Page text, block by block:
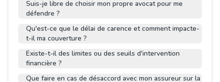
Suis-je libre de choisir mon propre avocat pour me
défendre ?
Qu'est-ce que le délai de carence et comment impacte-
t-il ma couverture ?
Existe-t-il des limites ou des seuils d'intervention
financière ?
Que faire en cas de désaccord avec mon assureur sur la